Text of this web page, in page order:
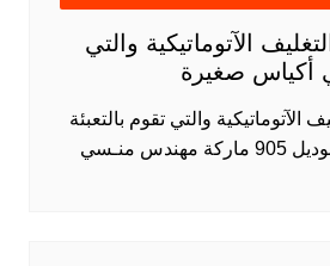
الآتوماتيكية والتي
أكياس صغيرة
الآتوماتيكية والتي تقوم بالتعبئة
منـسي